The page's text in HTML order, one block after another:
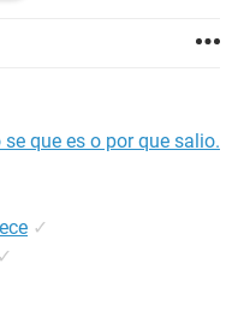
que por rascarme
esta llaga?, o que
deberia ir a medico?
es lo que podria tener
que es o por que salio.
✓
✓